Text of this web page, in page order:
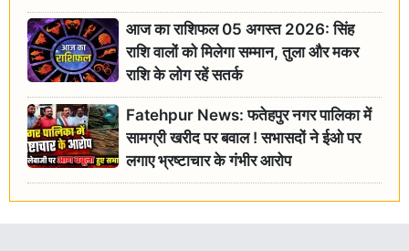
आज का राशिफल 05 अगस्त 2026: सिंह
राशि वालों को मिलेगा सम्मान, तुला और मकर
राशि के लोग रहें सतर्क
Fatehpur News: फतेहपुर नगर पालिका में
सामग्री खरीद पर बवाल ! सभासदों ने ईओ पर
लगाए भ्रष्टाचार के गंभीर आरोप